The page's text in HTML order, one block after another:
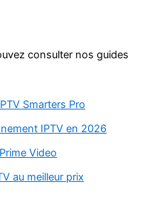
consulter nos guides
Smarters Pro
IPTV en 2026
Video
au meilleur prix